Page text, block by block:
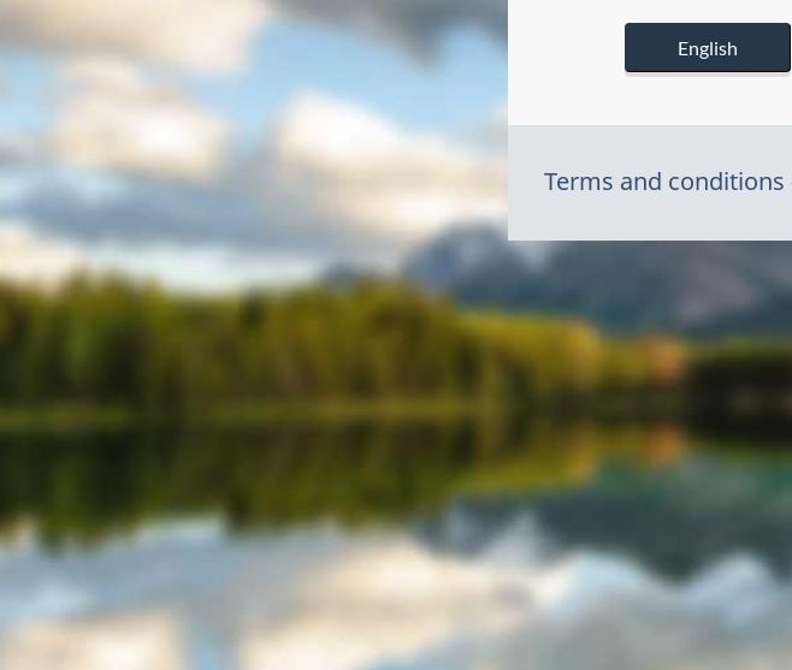
English
Terms and conditions